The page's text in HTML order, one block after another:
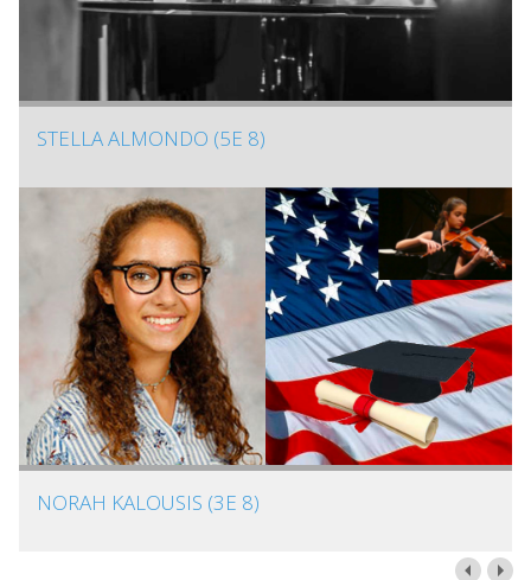
STELLA ALMONDO (5E 8)
NORAH KALOUSIS (3E 8)